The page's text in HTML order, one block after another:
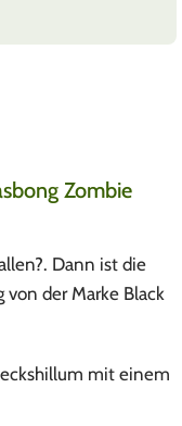
Zombie
Dann ist die
der Marke Black
mit einem